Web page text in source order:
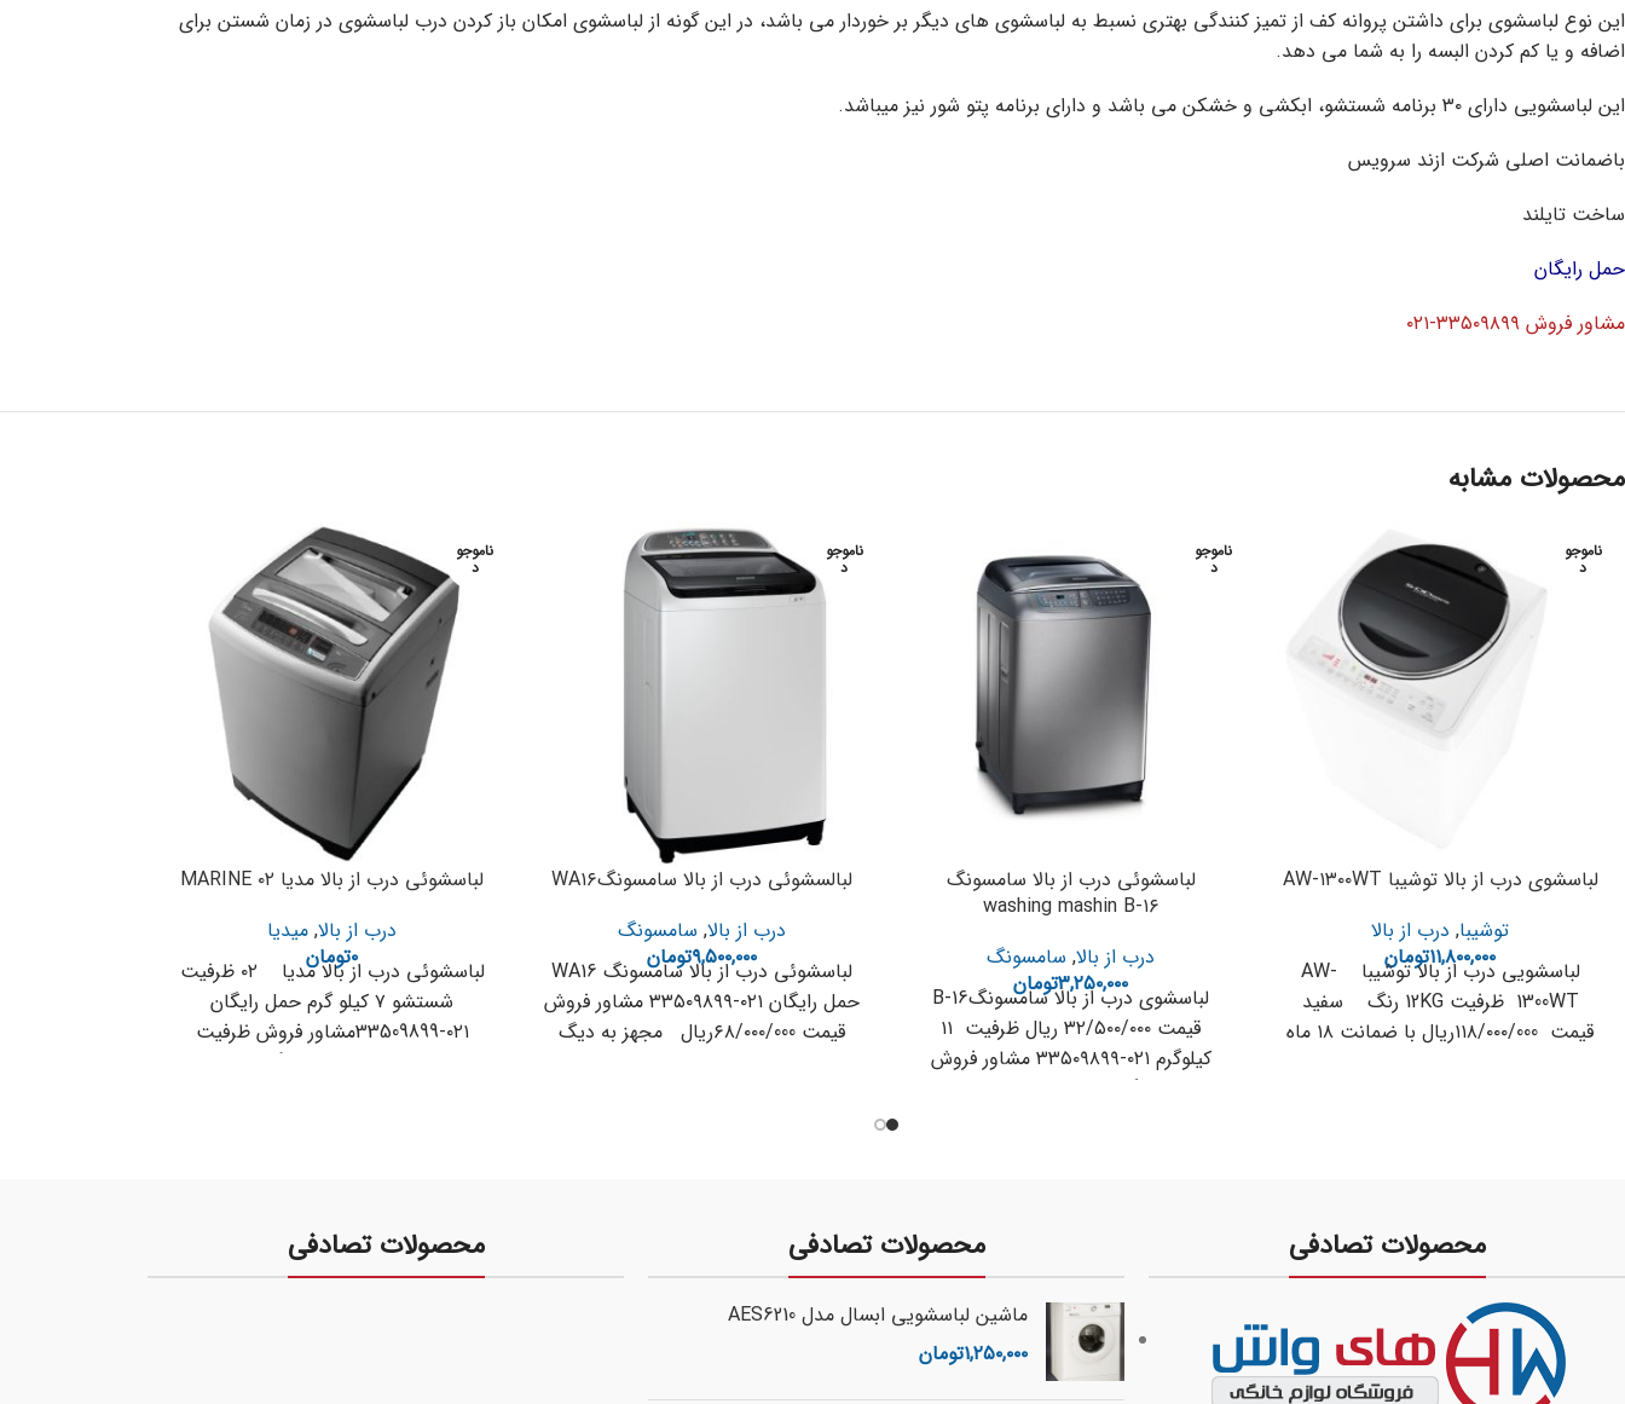
این نوع لباسشوی برای داشتن پروانه کف از تمیز کنندگی بهتری نسبط به لباسشوی های دیگر بر خوردار می باشد، در این گونه از لباسشوی امکان باز کردن درب لباسشوی در زمان شستن برای
اضافه و یا کم کردن البسه را به شما می دهد.
این لباسشویی دارای ۳۰ برنامه شستشو، ابکشی و خشکن می باشد و دارای برنامه پتو شور نیز میباشد.
باضمانت اصلی شرکت ازند سرویس
ساخت تایلند
حمل رایگان
مشاور فروش ۳۳۵۰۹۸۹۹-۰۲۱
محصولات مشابه
ناموجو
د
لباسشوی درب از بالا توشیبا AW-۱۳۰۰WT
توشیبا, درب از بالا
۱۱,۸۰۰,۰۰۰تومان
لباسشویی درب از بالا توشیبا AW-
1300WT ظرفیت 12KG رنگ سفید
قیمت ۱۱۸/۰۰۰/000ریال با ضمانت ۱۸ ماه
ناموجو
د
لباسشوئی درب از بالا سامسونگ
washing mashin B-۱۶
درب از بالا, سامسونگ
۳,۲۵۰,۰۰۰تومان
لباسشوی درب از بالا سامسونگB-16
قیمت ۳۲/۵۰۰/۰۰۰ ریال ظرفیت ۱۱
کیلوگرم ۰۲۱-۳۳۵۰۹۸۹۹ مشاور فروش
حمل رایگان مشخصات فنی AIR
ناموجو
د
لبالسشوئی درب از بالا سامسونگWA۱۶
درب از بالا, سامسونگ
۹,۵۰۰,۰۰۰تومان
لباسشوئی درب از بالا سامسونگ WA16
حمل رایگان ۰۲۱-۳۳۵۰۹۸۹۹ مشاور فروش
قیمت ۶۸/۰۰۰/000ریال مجهز به دیگ
ناموجو
د
لباسشوئی درب از بالا مدیا MARINE ۰۲
درب از بالا, میدیا
۰تومان
لباسشوئی درب از بالا مدیا ۰۲ ظرفیت
شستشو ۷ کیلو گرم حمل رایگان
۰۲۱-33509899مشاور فروش ظرفیت
محصولات تصادفی محصولات تصادفی
ماشین لباسشویی ابسال مدل AES6210
۱,۲۵۰,۰۰۰تومان
محصولات تصادفی